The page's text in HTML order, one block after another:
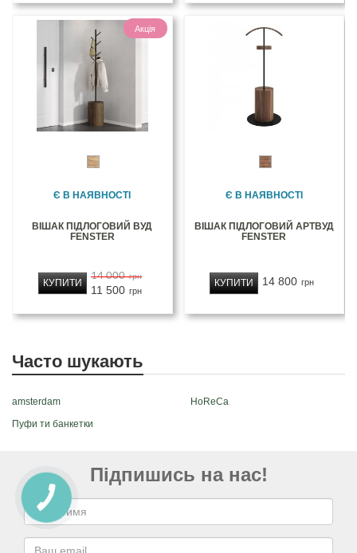
Акція
Є В НАЯВНОСТІ
ВІШАК ПІДЛОГОВИЙ ВУД
FENSTER
14 000 грн
11 500 грн
КУПИТИ
Є В НАЯВНОСТІ
ВІШАК ПІДЛОГОВИЙ АРТВУД
FENSTER
14 800 грн
КУПИТИ
Часто шукають
amsterdam
HoReCa
Пуфи ти банкетки
Підпишись на нас!